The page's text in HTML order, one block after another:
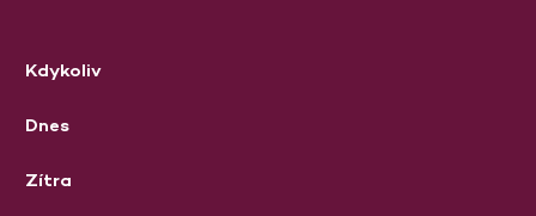
Kdykoliv
Dnes
Zítra